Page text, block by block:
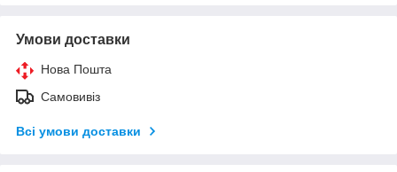
Умови доставки
Нова Пошта
Самовивіз
Всі умови доставки